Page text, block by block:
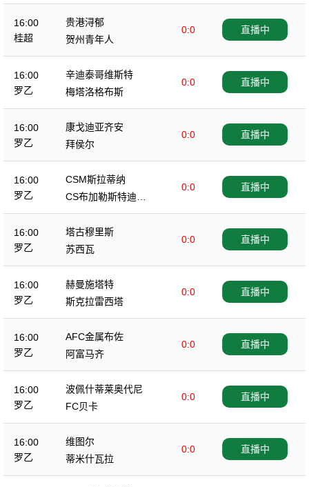
16:00
桂超
贵港浔郁
0:0
贺州青年人
直播中
16:00
罗乙
辛迪泰哥维斯特
0:0
梅塔洛格布斯
直播中
16:00
罗乙
康戈迪亚齐安
0:0
拜侯尔
直播中
16:00
罗乙
CSM斯拉蒂纳
0:0
CS布加勒斯特迪纳
摩
直播中
16:00
罗乙
塔古穆里斯
0:0
苏西瓦
直播中
16:00
罗乙
赫曼施塔特
0:0
斯克拉雷西塔
直播中
16:00
罗乙
AFC金属布佐
0:0
阿富马齐
直播中
16:00
罗乙
波佩什蒂莱奥代尼
0:0
FC贝卡
直播中
16:00
罗乙
维图尔
0:0
蒂米什瓦拉
直播中